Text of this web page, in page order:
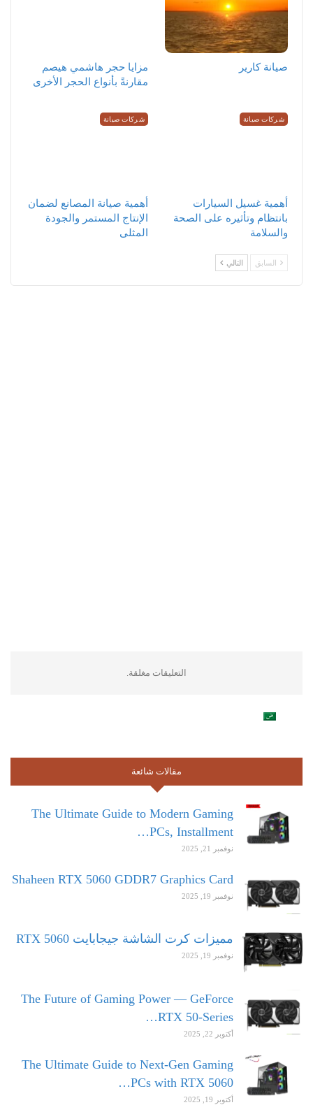
صيانة كارير
مزايا حجر هاشمي هيصم
مقارنةً بأنواع الحجر الأخرى
شركات صيانة
أهمية غسيل السيارات
بانتظام وتأثيره على الصحة
والسلامة
شركات صيانة
أهمية صيانة المصانع لضمان
الإنتاج المستمر والجودة
المثلى
السابق التالي
التعليقات مغلقة.
مقالات شائعة
The Ultimate Guide to Modern Gaming
PCs, Installment…
نوفمبر 21, 2025
Shaheen RTX 5060 GDDR7 Graphics Card
نوفمبر 19, 2025
مميزات كرت الشاشة جيجابايت RTX 5060
نوفمبر 19, 2025
The Future of Gaming Power — GeForce
RTX 50-Series…
أكتوبر 22, 2025
The Ultimate Guide to Next-Gen Gaming
PCs with RTX 5060…
أكتوبر 19, 2025